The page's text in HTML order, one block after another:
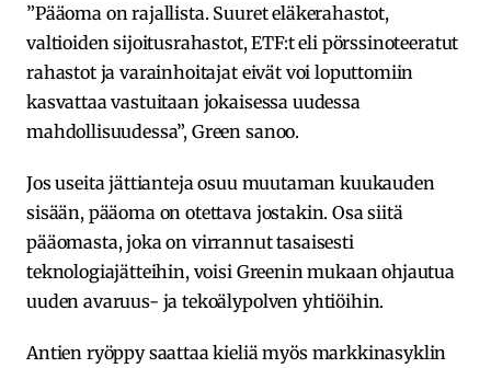
”Pääoma on rajallista. Suuret eläkerahastot,
valtioiden sijoitusrahastot, ETF:t eli pörssinoteeratut
rahastot ja varainhoitajat eivät voi loputtomiin
kasvattaa vastuitaan jokaisessa uudessa
mahdollisuudessa”, Green sanoo.
Jos useita jättianteja osuu muutaman kuukauden
sisään, pääoma on otettava jostakin. Osa siitä
pääomasta, joka on virrannut tasaisesti
teknologiajätteihin, voisi Greenin mukaan ohjautua
uuden avaruus- ja tekoälypolven yhtiöihin.
Antien ryöppy saattaa kieliä myös markkinasyklin